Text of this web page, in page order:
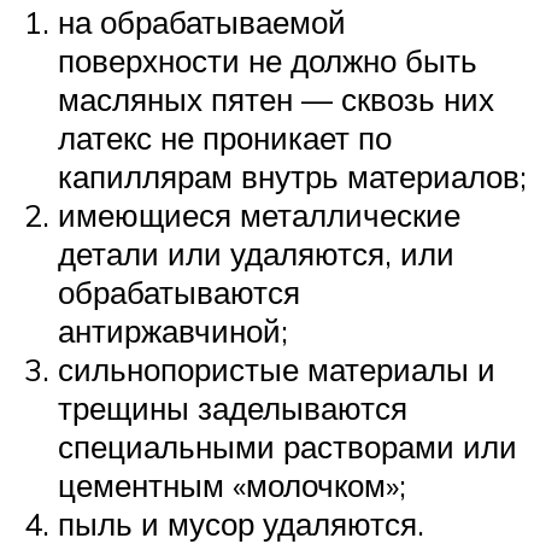
на обрабатываемой
поверхности не должно быть
масляных пятен — сквозь них
латекс не проникает по
капиллярам внутрь материалов;
имеющиеся металлические
детали или удаляются, или
обрабатываются
антиржавчиной;
сильнопористые материалы и
трещины заделываются
специальными растворами или
цементным «молочком»;
пыль и мусор удаляются.